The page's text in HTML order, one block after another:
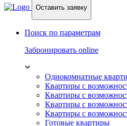
Оставить заявку
Поиск по параметрам
Забронировать online
Однокомнатные
Квартиры с
Квартиры с
Квартиры с
Квартиры с
Готовые квартиры